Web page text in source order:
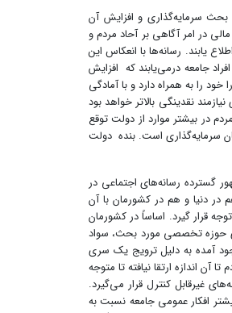
سرمایه‌گذاری و افزایش آن
در امر آگاهی بر آحاد مردم و
یابند. رسانه‌ها با انعکاس این
جامعه درمی‌یابند که افزایش
را به همراه دارد و با آمادگی
نقدینگی بالاتر خواهد بود
در بیشتر موارد از دولت توقع
سرمایه‌‌گذاری است. بنده دولت
گسترده رسانه‌های اجتماعی در
دنیا و هم در کشورمان با آن
قرار گیرد. اساساً در کشورمان
حوزه تخصصی مورد بحث، سواد
آمده به دلیل ترویج یک سری
اندازه ارتقا نیافته تا متوجه
غیرقابل کنترل قرار می‌گیرد.
افکار عمومی جامعه نسبت به